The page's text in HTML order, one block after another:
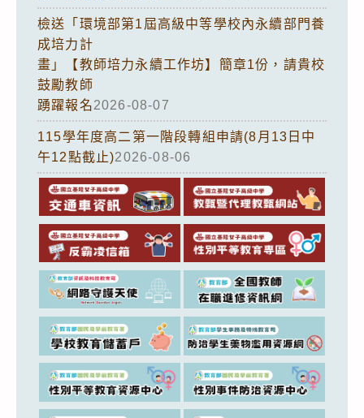
檢送「環境部第1屆高級中等學校內永續部門養
成培力計
畫」【教師培力永續工作坊】簡章1份，請貴校
鼓勵教師
踴躍報名2026-08-07
115學年度高二第一階段轉組申請(8月13日中
午12點截止)2026-08-06